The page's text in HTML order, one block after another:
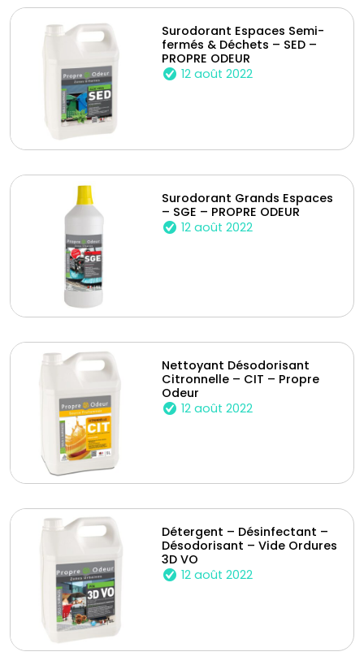
Surodorant Espaces Semi-
fermés & Déchets – SED –
PROPRE ODEUR
12 août 2022
Surodorant Grands Espaces
– SGE – PROPRE ODEUR
12 août 2022
Nettoyant Désodorisant
Citronnelle – CIT – Propre
Odeur
12 août 2022
Détergent – Désinfectant –
Désodorisant – Vide Ordures
3D VO
12 août 2022